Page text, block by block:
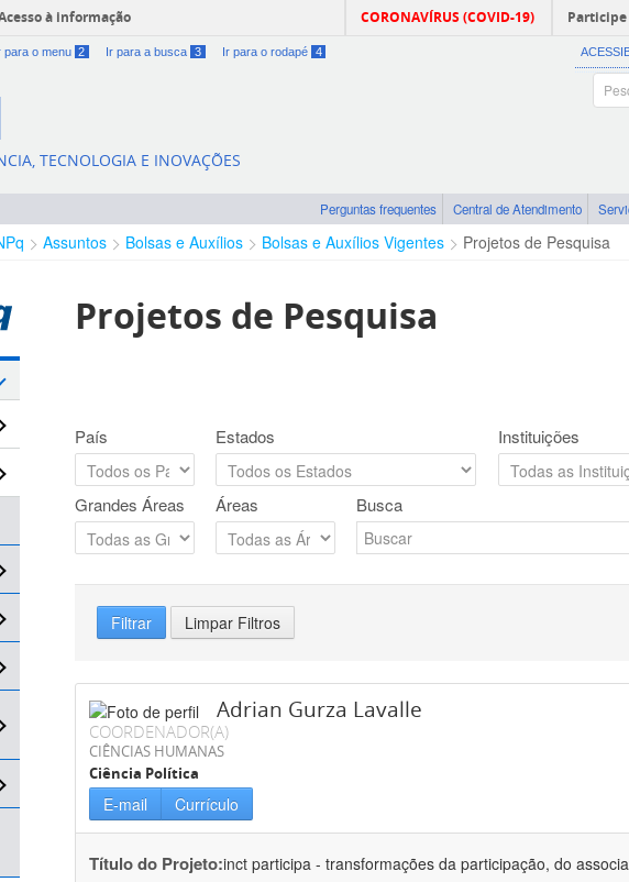
à informação CORONAVÍRUS (COVID-19) Participe
para o menu 2 Ir para a busca 3 Ir para o rodapé 4
TECNOLOGIA E INOVAÇÕES
Perguntas frequentes Central de Atendimento
Assuntos Bolsas e Auxílios Bolsas e Auxílios Vigentes Projetos de Pesquisa
Projetos de Pesquisa
País Estados Instituições
Grandes Áreas Áreas Busca
Filtrar Limpar Filtros
Adrian Gurza Lavalle
COORDENADOR(A)
CIÊNCIAS HUMANAS
Ciência Política
E-mail Currículo
Título do Projeto:inct participa - transformações da participação, do